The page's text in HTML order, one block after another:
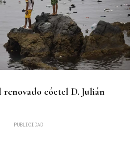
cóctel D. Julián